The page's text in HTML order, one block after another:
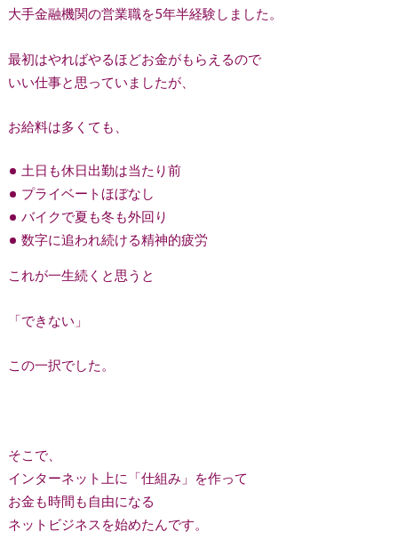
大手金融機関の営業職を5年半経験しました。
最初はやればやるほどお金がもらえるので
いい仕事と思っていましたが、
お給料は多くても、
土日も休日出勤は当たり前
プライベートほぼなし
バイクで夏も冬も外回り
数字に追われ続ける精神的疲労
これが一生続くと思うと
「できない」
この一択でした。
そこで、
インターネット上に「仕組み」を作って
お金も時間も自由になる
ネットビジネスを始めたんです。